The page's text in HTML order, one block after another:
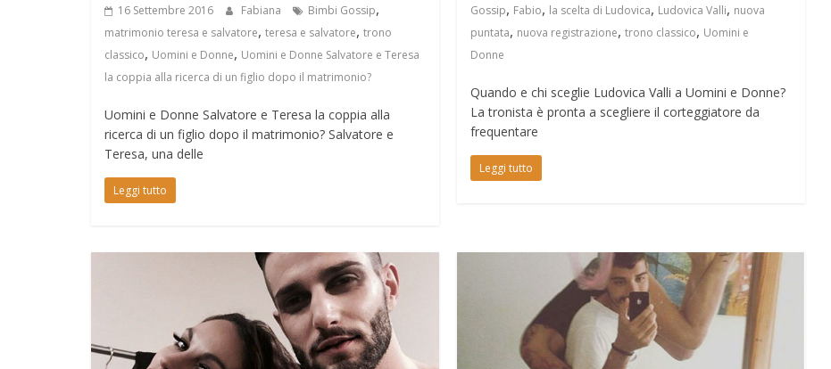
16 Settembre 2016 Fabiana Bimbi Gossip,
matrimonio teresa e salvatore, teresa e salvatore, trono
classico, Uomini e Donne, Uomini e Donne Salvatore e Teresa
la coppia alla ricerca di un figlio dopo il matrimonio?
Uomini e Donne Salvatore e Teresa la coppia alla
ricerca di un figlio dopo il matrimonio? Salvatore e
Teresa, una delle
Leggi tutto
Gossip, Fabio, la scelta di Ludovica, Ludovica Valli, nuova
puntata, nuova registrazione,trono classico, Uomini e
Donne
Quando e chi sceglie Ludovica Valli a Uomini e Donne?
La tronista è pronta a scegliere il corteggiatore da
frequentare
Leggi tutto